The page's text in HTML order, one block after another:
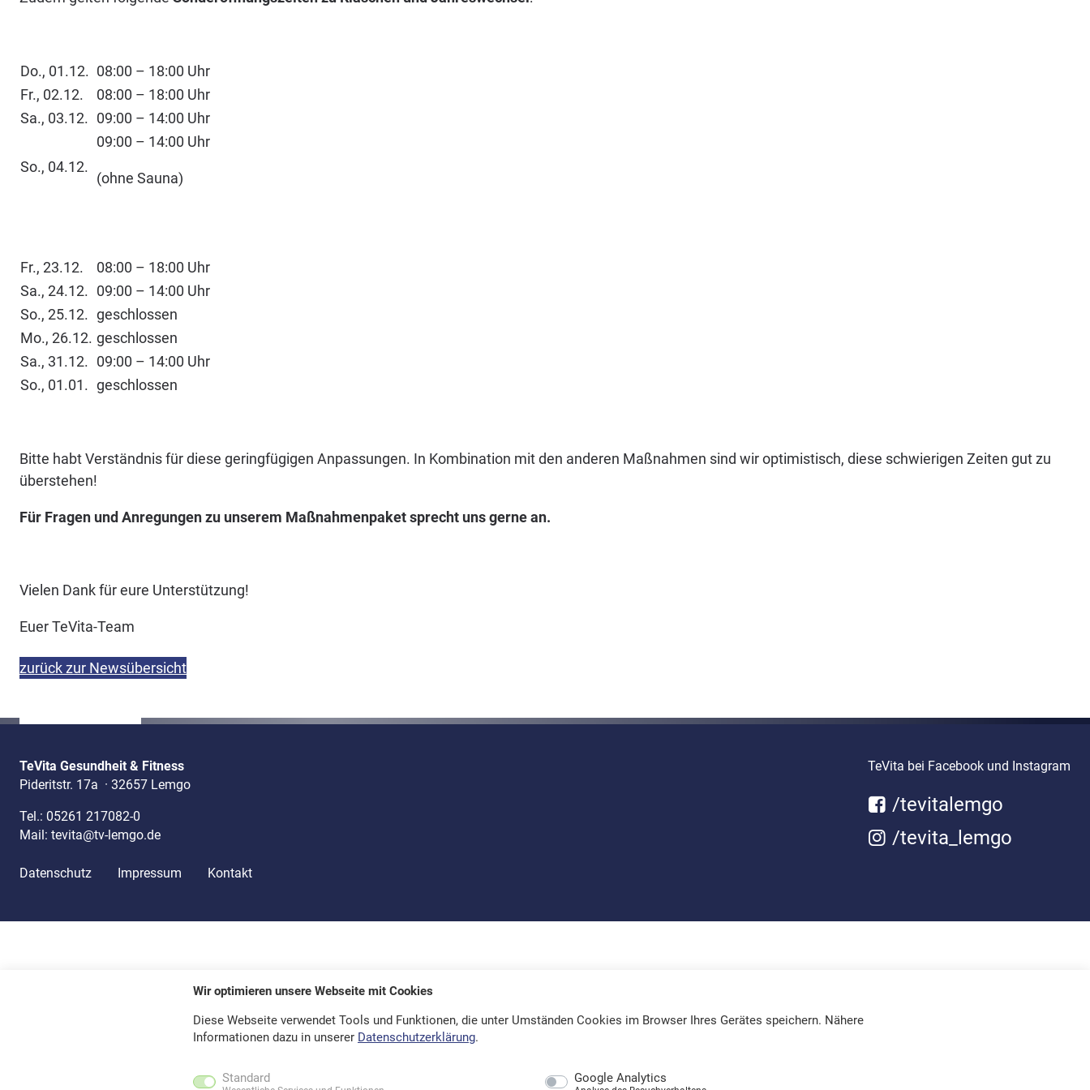
Do., 01.12. 08:00 – 18:00 Uhr
Fr., 02.12.
08:00 – 18:00 Uhr
Sa., 03.12. 09:00 – 14:00 Uhr
So., 04.12.
09:00 – 14:00 Uhr
(ohne Sauna)
Fr., 23.12.
08:00 – 18:00 Uhr
Sa., 24.12. 09:00 – 14:00 Uhr
So., 25.12. geschlossen
Mo., 26.12. geschlossen
Sa., 31.12. 09:00 – 14:00 Uhr
So., 01.01. geschlossen
Bitte habt Verständnis für diese geringfügigen Anpassungen. In Kombination mit den anderen Maßnahmen sind wir optimistisch, diese schwierigen Zeiten gut zu
überstehen!
Für Fragen und Anregungen zu unserem Maßnahmenpaket sprecht uns gerne an.
Vielen Dank für eure Unterstützung!
Euer TeVita-Team
zurück zur Newsübersicht
TeVita Gesundheit & Fitness
Pideritstr. 17a · 32657 Lemgo
Tel.: 05261 217082-0
Mail: tevita@tv-lemgo.de
Datenschutz Impressum Kontakt
TeVita bei Facebook und Instagram
/tevitalemgo
/tevita_lemgo
Wir optimieren unsere Webseite mit Cookies
Diese Webseite verwendet Tools und Funktionen, die unter Umständen Cookies im Browser Ihres Gerätes speichern. Nähere
Informationen dazu in unserer Datenschutzerklärung.
Standard Google Analytics